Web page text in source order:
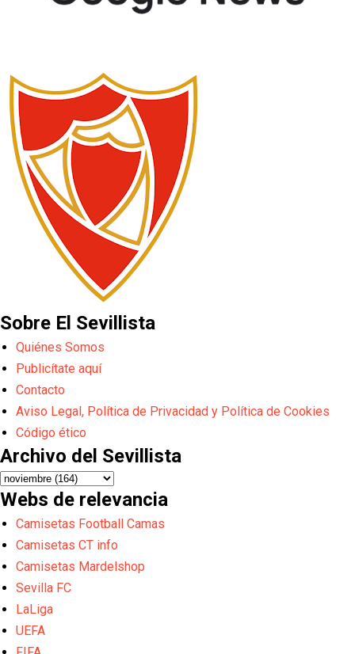
Sobre El Sevillista
Quiénes Somos
Publicítate aquí
Contacto
Aviso Legal, Política de Privacidad y Política de Cookies
Código ético
Archivo del Sevillista
Webs de relevancia
Camisetas Football Camas
Camisetas CT info
Camisetas Mardelshop
Sevilla FC
LaLiga
UEFA